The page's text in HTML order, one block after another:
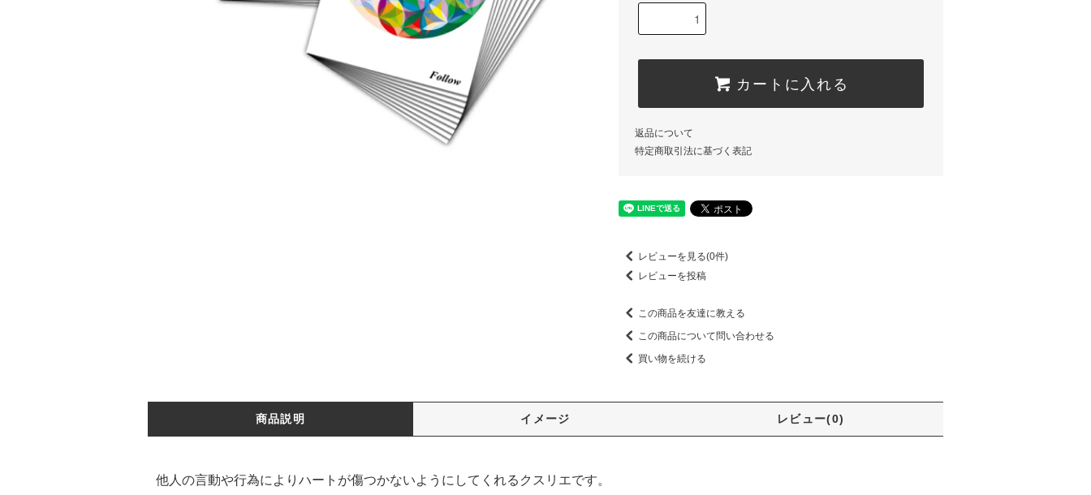
カートに入れる
返品について
特定商取引法に基づく表記
レビューを見る(0件)
レビューを投稿
この商品を友達に教える
この商品について問い合わせる
買い物を続ける
商品説明 イメージ レビュー(0)
他人の言動や行為によりハートが傷つかないようにしてくれるクスリエです。